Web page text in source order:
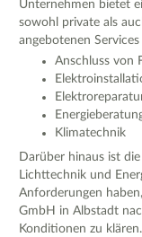
Unternehmen bietet
sowohl private als
angebotenen
Anschluss von
Klimatechnik
Darüber hinaus ist
Lichttechnik und
Anforderungen
GmbH in Albstadt
Konditionen zu